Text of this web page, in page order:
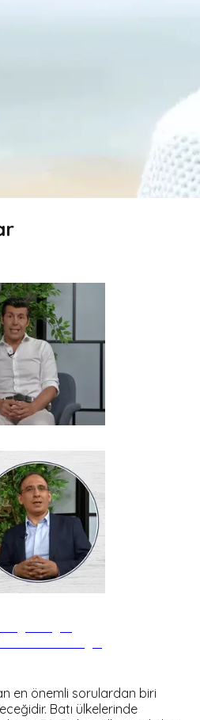
en önemli sorulardan biri
Batı ülkelerinde